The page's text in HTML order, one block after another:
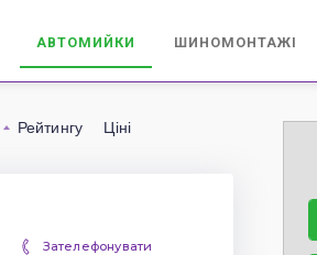
АВТОМИЙКИ ШИНОМОНТАЖІ
Рейтингу Ціні
Зателефонувати